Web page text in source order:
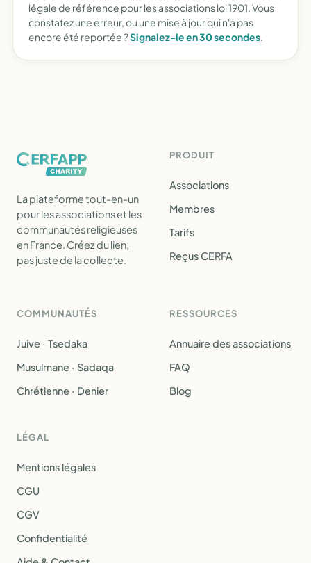
légale de référence pour les associations loi 1901. Vous
constatez une erreur, ou une mise à jour qui n'a pas
encore été reportée ?Signalez-le en 30 secondes.
La plateforme tout-en-un
pour les associations et les
communautés religieuses
en France. Créez du lien,
pas juste de la collecte.
PRODUIT
Associations
Membres
Tarifs
Reçus CERFA
COMMUNAUTÉS
Juive · Tsedaka
Musulmane · Sadaqa
Chrétienne · Denier
RESSOURCES
Annuaire des associations
FAQ
Blog
LÉGAL
Mentions légales
CGU
CGV
Confidentialité